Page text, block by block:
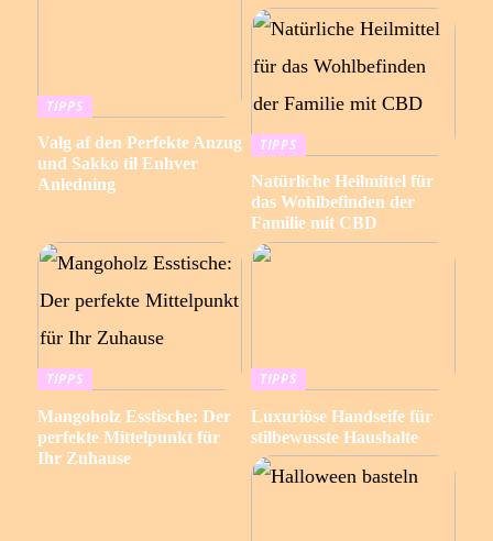
TIPPS
Valg af den Perfekte Anzug
und Sakko til Enhver
Anledning
TIPPS
Natürliche Heilmittel für
das Wohlbefinden der
Familie mit CBD
TIPPS
Mangoholz Esstische: Der
perfekte Mittelpunkt für
Ihr Zuhause
TIPPS
Luxuriöse Handseife für
stilbewusste Haushalte